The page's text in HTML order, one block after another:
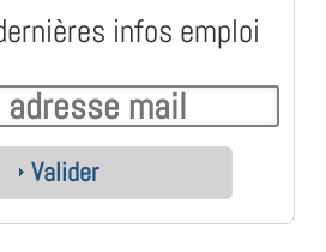
infos emploi
Valider